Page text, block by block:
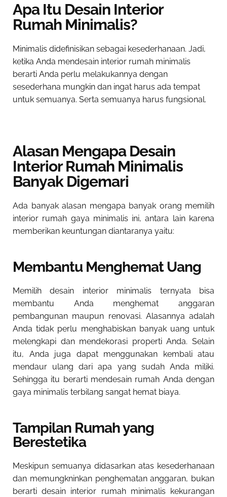
Apa Itu Desain Interior
Rumah Minimalis?
Minimalis didefinisikan sebagai kesederhanaan. Jadi,
ketika Anda mendesain interior rumah minimalis
berarti Anda perlu melakukannya dengan
sesederhana mungkin dan ingat harus ada tempat
untuk semuanya. Serta semuanya harus fungsional.
Alasan Mengapa Desain
Interior Rumah Minimalis
Banyak Digemari
Ada banyak alasan mengapa banyak orang memilih
interior rumah gaya minimalis ini, antara lain karena
memberikan keuntungan diantaranya yaitu:
Membantu Menghemat Uang
Memilih desain interior minimalis ternyata bisa
membantu Anda menghemat anggaran
pembangunan maupun renovasi. Alasannya adalah
Anda tidak perlu menghabiskan banyak uang untuk
melengkapi dan mendekorasi properti Anda. Selain
itu, Anda juga dapat menggunakan kembali atau
mendaur ulang dari apa yang sudah Anda miliki.
Sehingga itu berarti mendesain rumah Anda dengan
gaya minimalis terbilang sangat hemat biaya.
Tampilan Rumah yang
Berestetika
Meskipun semuanya didasarkan atas kesederhanaan
dan memungkninkan penghematan anggaran, bukan
berarti desain interior rumah minimalis kekurangan